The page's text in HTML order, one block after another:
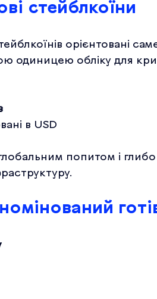
стейблкоїни
орієнтовані
одиницею обліку для
в USD
попитом і